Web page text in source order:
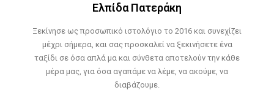
Ελπίδα Πατεράκη
Ξεκίνησε ως προσωπικό ιστολόγιο το 2016 και συνεχίζει
μέχρι σήμερα, και σας προσκαλεί να ξεκινήσετε ένα
ταξίδι σε όσα απλά μα και σύνθετα αποτελούν την κάθε
μέρα μας, για όσα αγαπάμε να λέμε, να ακούμε, να
διαβάζουμε.